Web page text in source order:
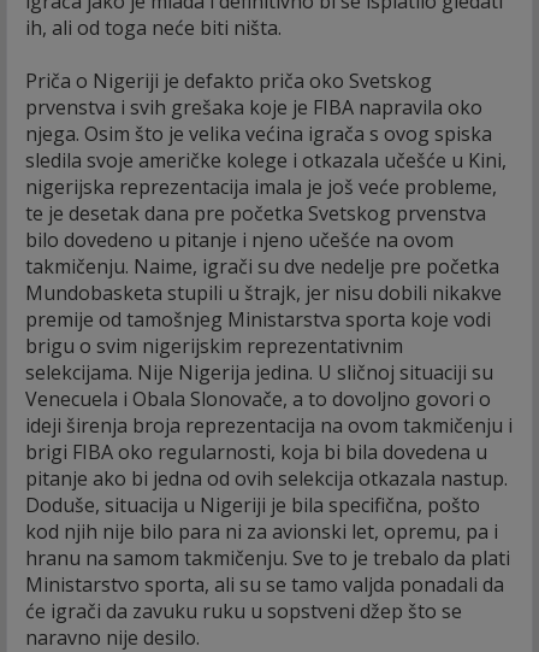
ih, ali od toga neće biti ništa.
Priča o Nigeriji je defakto priča oko Svetskog
prvenstva i svih grešaka koje je FIBA napravila oko
njega. Osim što je velika većina igrača s ovog spiska
sledila svoje američke kolege i otkazala učešće u Kini,
nigerijska reprezentacija imala je još veće probleme,
te je desetak dana pre početka Svetskog prvenstva
bilo dovedeno u pitanje i njeno učešće na ovom
takmičenju. Naime, igrači su dve nedelje pre početka
Mundobasketa stupili u štrajk, jer nisu dobili nikakve
premije od tamošnjeg Ministarstva sporta koje vodi
brigu o svim nigerijskim reprezentativnim
selekcijama. Nije Nigerija jedina. U sličnoj situaciji su
Venecuela i Obala Slonovače, a to dovoljno govori o
ideji širenja broja reprezentacija na ovom takmičenju i
brigi FIBA oko regularnosti, koja bi bila dovedena u
pitanje ako bi jedna od ovih selekcija otkazala nastup.
Doduše, situacija u Nigeriji je bila specifična, pošto
kod njih nije bilo para ni za avionski let, opremu, pa i
hranu na samom takmičenju. Sve to je trebalo da plati
Ministarstvo sporta, ali su se tamo valjda ponadali da
će igrači da zavuku ruku u sopstveni džep što se
naravno nije desilo.